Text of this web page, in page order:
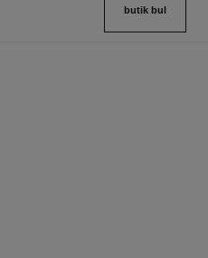
butik bul